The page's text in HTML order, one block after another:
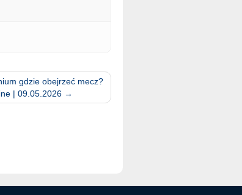
gdzie obejrzeć mecz?
| 09.05.2026 →